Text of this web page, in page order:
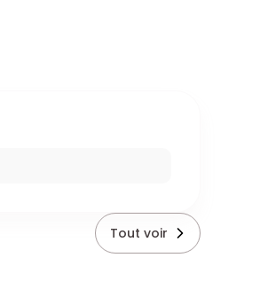
Tout voir